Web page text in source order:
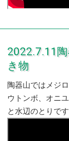
2022.7.11
き物
陶器山ではメジ
ウトンボ、オニ
と水辺のとりです